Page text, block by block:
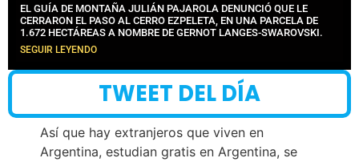
EL GUÍA DE MONTAÑA JULIÁN PAJAROLA DENUNCIÓ QUE LE
CERRARON EL PASO AL CERRO EZPELETA, EN UNA PARCELA DE
1.672 HECTÁREAS A NOMBRE DE GERNOT LANGES-SWAROVSKI.
SEGUIR LEYENDO
TWEET DEL DÍA
Así que hay extranjeros que viven en
Argentina, estudian gratis en Argentina, se